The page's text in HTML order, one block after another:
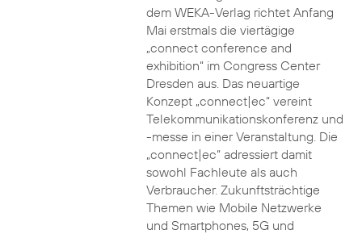
dem WEKA-Verlag richtet Anfang
Mai erstmals die viertägige
„connect conference and
exhibition“ im Congress Center
Dresden aus. Das neuartige
Konzept „connect|ec“ vereint
Telekommunikationskonferenz und
-messe in einer Veranstaltung. Die
„connect|ec“ adressiert damit
sowohl Fachleute als auch
Verbraucher. Zukunftsträchtige
Themen wie Mobile Netzwerke
und Smartphones, 5G und